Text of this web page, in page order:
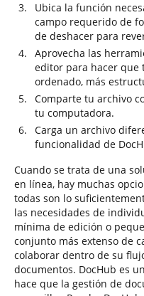
Ubica la función
campo requerido de
de deshacer para
Aprovecha las
editor para hacer que
ordenado, más
Comparte tu archivo
tu computadora.
Carga un archivo
funcionalidad de
Cuando se trata de una
en línea, hay muchas
todas son lo
las necesidades de
mínima de edición o
conjunto más extenso de
colaborar dentro de su
documentos. DocHub es
hace que la gestión de